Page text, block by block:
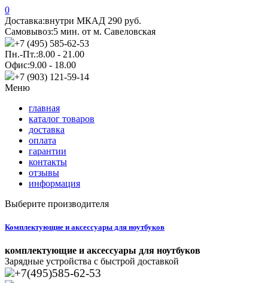
0
Доставка:внутри МКАД 290 руб.
Самовывоз:5 мин. от м. Савеловская
+7 (495) 585-62-53
Пн.-Пт.:8.00 - 21.00
Офис:9.00 - 18.00
+7 (903) 121-59-14
Меню
главная
каталог товаров
доставка
оплата
гарантии
контакты
отзывы
информация
Выберите производителя
Комплектующие и аксессуары для ноутбуков
комплектующие и аксессуары для ноутбуков
Зарядные устройства с быстрой доставкой
+7(495)585-62-53